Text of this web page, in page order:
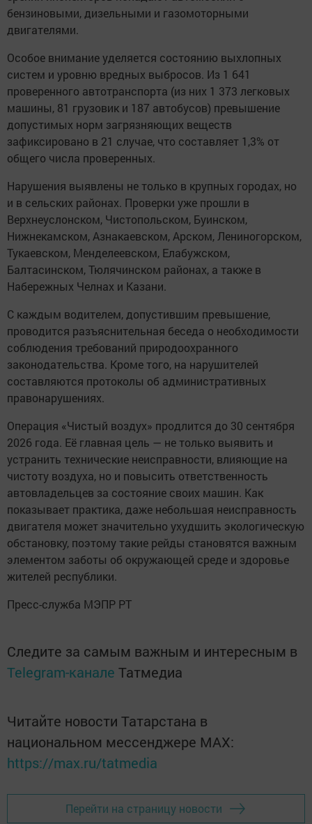
бензиновыми, дизельными и газомоторными
двигателями.
Особое внимание уделяется состоянию выхлопных
систем и уровню вредных выбросов. Из 1 641
проверенного автотранспорта (из них 1 373 легковых
машины, 81 грузовик и 187 автобусов) превышение
допустимых норм загрязняющих веществ
зафиксировано в 21 случае, что составляет 1,3% от
общего числа проверенных.
Нарушения выявлены не только в крупных городах, но
и в сельских районах. Проверки уже прошли в
Верхнеуслонском, Чистопольском, Буинском,
Нижнекамском, Азнакаевском, Арском, Лениногорском,
Тукаевском, Менделеевском, Елабужском,
Балтасинском, Тюлячинском районах, а также в
Набережных Челнах и Казани.
С каждым водителем, допустившим превышение,
проводится разъяснительная беседа о необходимости
соблюдения требований природоохранного
законодательства. Кроме того, на нарушителей
составляются протоколы об административных
правонарушениях.
Операция «Чистый воздух» продлится до 30 сентября
2026 года. Её главная цель — не только выявить и
устранить технические неисправности, влияющие на
чистоту воздуха, но и повысить ответственность
автовладельцев за состояние своих машин. Как
показывает практика, даже небольшая неисправность
двигателя может значительно ухудшить экологическую
обстановку, поэтому такие рейды становятся важным
элементом заботы об окружающей среде и здоровье
жителей республики.
Пресс-служба МЭПР РТ
Следите за самым важным и интересным в
Telegram-канале Татмедиа
Читайте новости Татарстана в
национальном мессенджере MАХ:
https://max.ru/tatmedia
Перейти на страницу новости